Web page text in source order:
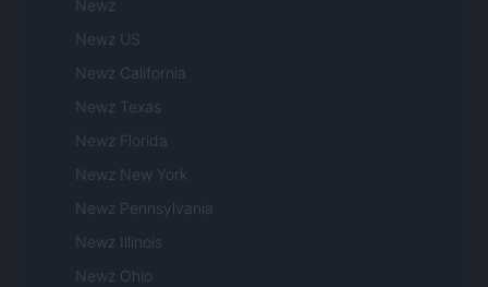
Newz
Newz US
Newz California
Newz Texas
Newz Florida
Newz New York
Newz Pennsylvania
Newz Illinois
Newz Ohio